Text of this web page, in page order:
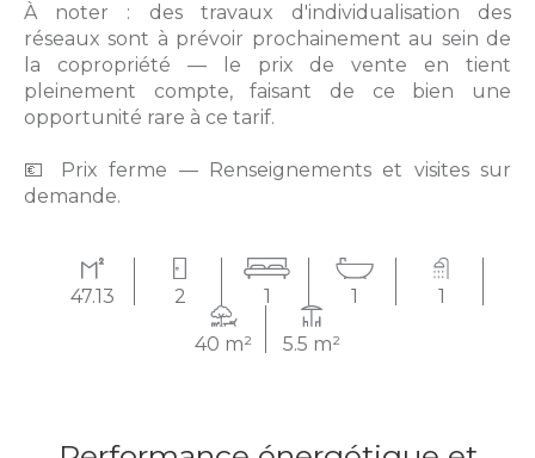
À noter : des travaux d'individualisation des
réseaux sont à prévoir prochainement au sein de
la copropriété — le prix de vente en tient
pleinement compte, faisant de ce bien une
opportunité rare à ce tarif.
💶 Prix ferme — Renseignements et visites sur
demande.
47.13 2 1 1 1
40 m² 5.5 m²